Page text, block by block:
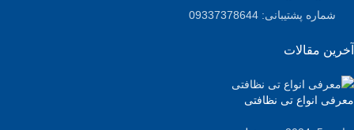
شماره پشتیبانی: 09337378644
آخرین مقالات
معرفی انواع تی نظافتی